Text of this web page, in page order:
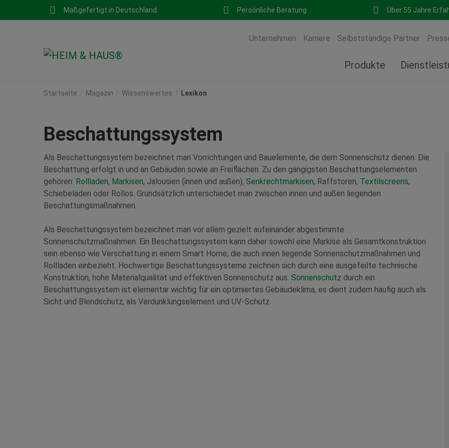
Maßgefertigt in Deutschland Persönliche Beratung Über 55 Jahre
Unternehmen Karriere Selbstständige Partner
Produkte
Startseite Magazin Wissenswertes Lexikon
Beschattungssystem
Als Beschattungssystem bezeichnet man Vorrichtungen und Bauelemente, die dem Sonnenschutz dienen. Die
Beschattung erfolgt in und an Gebäuden sowie an Freiflächen. Zu den gängigsten Beschattungselementen
gehören: Rollladen, Markisen, Jalousien (innen und außen), Senkrechtmarkisen, Raffstoren, Textilscreens,
Schiebeläden oder Rollos. Grundsätzlich unterschiedet man zwischen innen und außen liegenden
Beschattungsmaßnahmen.
Als Beschattungssystem bezeichnet man vor allem gezielt aufeinander abgestimmte
Sonnenschutzmaßnahmen. Ein Beschattungssystem kann daher sowohl eine Markise als Gesamtkonstruktion
sein ebenso wie Verschattung in einem Smart Home, die auch innen liegende Sonnenschutzmaßnahmen und
Rollladen einbezieht. Hochwertige Beschattungssysteme zeichnen sich durch eine ausgefeilte technische
Konstruktion, hohe Materialqualität und effektiven Sonnenschutz aus. Sonnenschutz durch ein
Beschattungssystem ist elementar wichtig für ein optimiertes Gebäudeklima, es dient zudem häufig auch als
Sicht und Blendschutz, als Verdunklungselement und UV-Schutz.